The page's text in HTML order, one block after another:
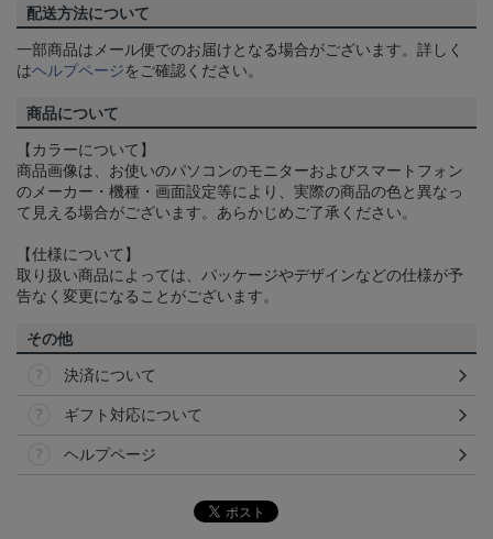
配送方法について
一部商品はメール便でのお届けとなる場合がございます。詳しく
はヘルプページをご確認ください。
商品について
【カラーについて】
商品画像は、お使いのパソコンのモニターおよびスマートフォン
のメーカー・機種・画面設定等により、実際の商品の色と異なっ
て見える場合がございます。あらかじめご了承ください。
【仕様について】
取り扱い商品によっては、パッケージやデザインなどの仕様が予
告なく変更になることがございます。
その他
決済について
ギフト対応について
ヘルプページ